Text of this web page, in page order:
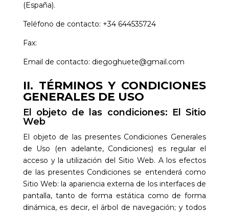
(España).
Teléfono de contacto: +34 644535724
Fax:
Email de contacto: diegoghuete@gmail.com
II. TÉRMINOS Y CONDICIONES
GENERALES DE USO
El objeto de las condiciones: El Sitio
Web
El objeto de las presentes Condiciones Generales
de Uso (en adelante, Condiciones) es regular el
acceso y la utilización del Sitio Web. A los efectos
de las presentes Condiciones se entenderá como
Sitio Web: la apariencia externa de los interfaces de
pantalla, tanto de forma estática como de forma
dinámica, es decir, el árbol de navegación; y todos